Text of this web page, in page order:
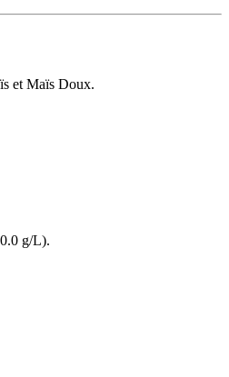
et Maïs Doux.
g/L).